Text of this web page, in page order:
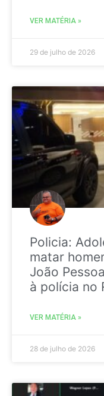
VER MATÉRIA »
29 de julho de 2026
Policia:
matar
João
à polícia no
VER MATÉRIA »
28 de julho de 2026